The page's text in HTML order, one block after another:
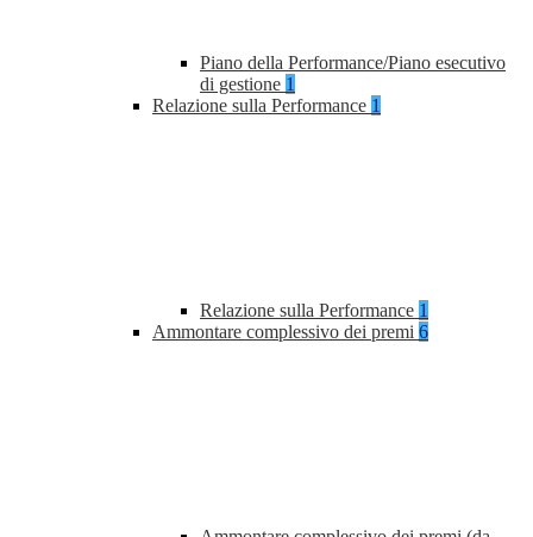
Piano della Performance/Piano esecutivo
di gestione 1
Relazione sulla Performance 1
Relazione sulla Performance 1
Ammontare complessivo dei premi 6